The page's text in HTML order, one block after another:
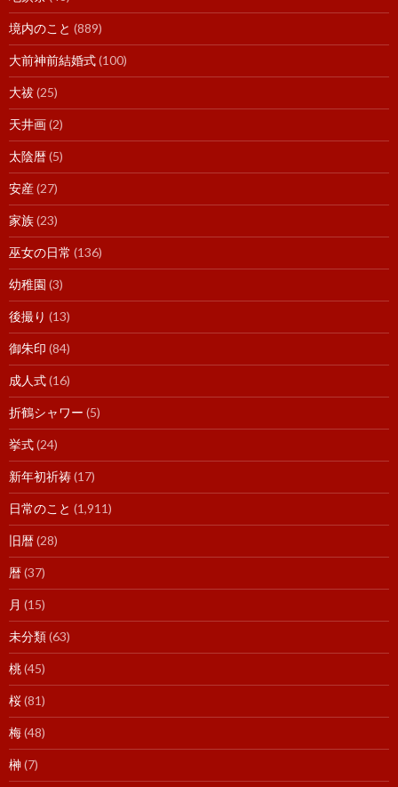
境内のこと (889)
大前神前結婚式(100)
大祓(25)
天井画(2)
太陰暦(5)
安産(27)
家族(23)
巫女の日常 (136)
幼稚園 (3)
後撮り (13)
御朱印 (84)
成人式(16)
折鶴シャワー (5)
挙式(24)
新年初祈祷(17)
日常のこと (1,911)
旧暦(28)
暦(37)
月 (15)
未分類(63)
桃(45)
桜(81)
梅(48)
榊(7)